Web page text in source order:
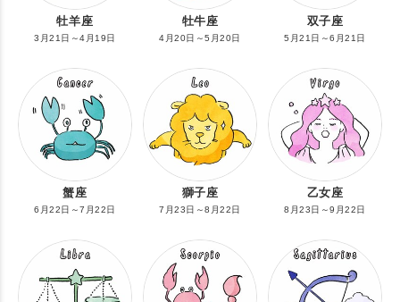
牡羊座
3月21日～4月19日
牡牛座
4月20日～5月20日
双子座
5月21日～6月21日
蟹座
6月22日～7月22日
獅子座
7月23日～8月22日
乙女座
8月23日～9月22日